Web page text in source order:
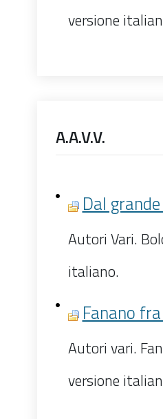
versione
A.A.V.V.
Dal
Autori Vari.
italiano.
Fanano
Autori vari.
versione